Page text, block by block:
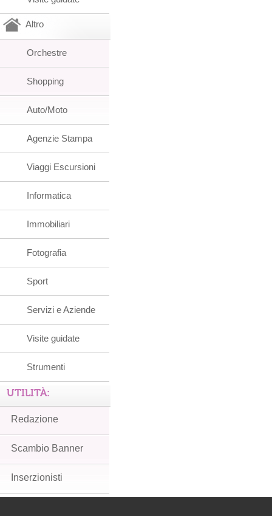
Altro
Orchestre
Shopping
Auto/Moto
Agenzie Stampa
Viaggi Escursioni
Informatica
Immobiliari
Fotografia
Sport
Servizi e Aziende
Visite guidate
Strumenti
UTILITÀ:
Redazione
Scambio Banner
Inserzionisti